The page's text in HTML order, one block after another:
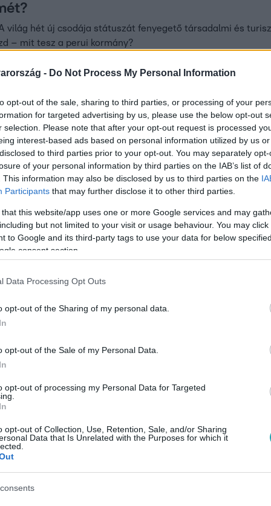
- Do Not Process My Personal Information
opt-out of the sale, sharing to third parties, or processing of your
for targeted advertising by us, please use the below opt-out
selection. Please note that after your opt-out request is processed
interest-based ads based on personal information utilized by us
to third parties prior to your opt-out. You may separately
of your personal information by third parties on the IAB’s list of
This information may also be disclosed by us to third parties on the
Participants that may further disclose it to other third parties.
that this website/app uses one or more Google services and may
but not limited to your visit or usage behaviour. You may
to Google and its third-party tags to use your data for below
consent section.
Data Processing Opt Outs
opt-out of the Sharing of my personal data.
opt-out of the Sale of my Personal Data.
opt-out of processing my Personal Data for Targeted
opt-out of Collection, Use, Retention, Sale, and/or Sharing
Data that Is Unrelated with the Purposes for which it
világ hét új csodája státuszát fenyegető társadalmi és
– mit tesz a perui kormány?
pillanat: Széles Iza harmincévesen
először édesanyjával
ban a Keresem a családom című műsorban utazott el Peruba,
és vér szerinti anyját is.
felhők felett: Élet a világ legmagasabb
étvágytalanság, rossz közérzet és extrém erős UV-
magasságban élnek. Néhány magyar a világ
és egészségüket?
perui törzs merészkedett ki az
a favágók elől menekülve
tagjaival még senki nem lépett kapcsolatba, most egy
gyalogosra támad és féktelenül